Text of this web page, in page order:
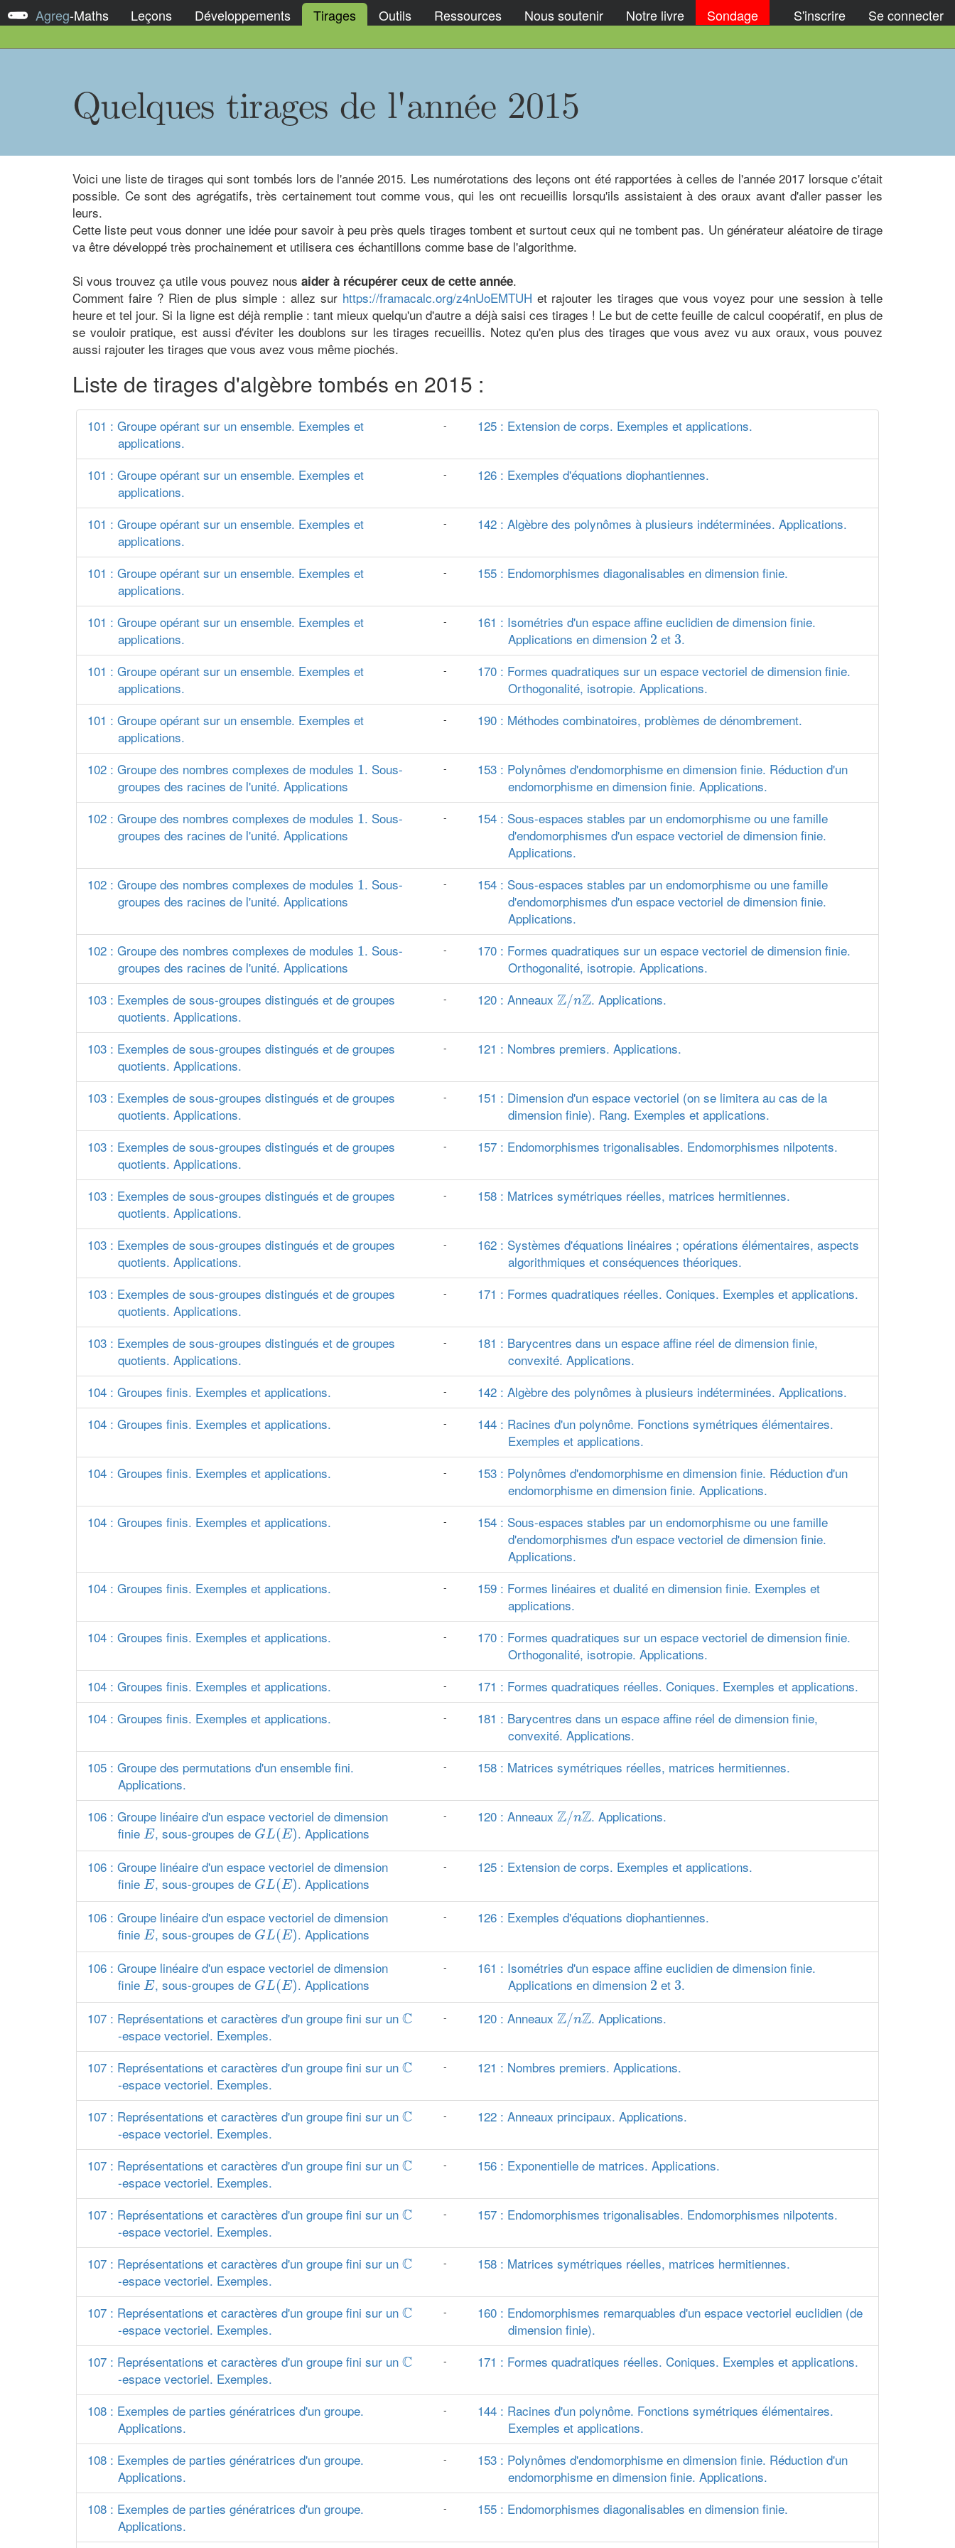
Agreg-Maths Leçons Développements Tirages Outils Ressources Nous soutenir Notre livre Sondage S'inscrire Se connecter
Quelques tirages de l'année 2015
Voici une liste de tirages qui sont tombés lors de l'année 2015. Les numérotations des leçons ont été rapportées à celles de l'année 2017 lorsque c'était
possible. Ce sont des agrégatifs, très certainement tout comme vous, qui les ont recueillis lorsqu'ils assistaient à des oraux avant d'aller passer les
leurs.
Cette liste peut vous donner une idée pour savoir à peu près quels tirages tombent et surtout ceux qui ne tombent pas. Un générateur aléatoire de tirage
va être développé très prochainement et utilisera ces échantillons comme base de l'algorithme.
Si vous trouvez ça utile vous pouvez nous aider à récupérer ceux de cette année.
Comment faire ? Rien de plus simple : allez sur https://framacalc.org/z4nUoEMTUH et rajouter les tirages que vous voyez pour une session à telle
heure et tel jour. Si la ligne est déjà remplie : tant mieux quelqu'un d'autre a déjà saisi ces tirages ! Le but de cette feuille de calcul coopératif, en plus de
se vouloir pratique, est aussi d'éviter les doublons sur les tirages recueillis. Notez qu'en plus des tirages que vous avez vu aux oraux, vous pouvez
aussi rajouter les tirages que vous avez vous même piochés.
Liste de tirages d'algèbre tombés en 2015 :
101 : Groupe opérant sur un ensemble. Exemples et
applications.
- 125 : Extension de corps. Exemples et applications.
101 : Groupe opérant sur un ensemble. Exemples et
applications.
- 126 : Exemples d'équations diophantiennes.
101 : Groupe opérant sur un ensemble. Exemples et
applications.
- 142 : Algèbre des polynômes à plusieurs indéterminées. Applications.
101 : Groupe opérant sur un ensemble. Exemples et
applications.
- 155 : Endomorphismes diagonalisables en dimension finie.
101 : Groupe opérant sur un ensemble. Exemples et
applications.
-
161 : Isométries d'un espace affine euclidien de dimension finie.
Applications en dimension 2
2et 3
3.
101 : Groupe opérant sur un ensemble. Exemples et
applications.
-
170 : Formes quadratiques sur un espace vectoriel de dimension finie.
Orthogonalité, isotropie. Applications.
101 : Groupe opérant sur un ensemble. Exemples et
applications.
- 190 : Méthodes combinatoires, problèmes de dénombrement.
102 : Groupe des nombres complexes de modules 1
1 . Sous-
groupes des racines de l'unité. Applications
-
153 : Polynômes d'endomorphisme en dimension finie. Réduction d'un
endomorphisme en dimension finie. Applications.
102 : Groupe des nombres complexes de modules 1
1 . Sous-
groupes des racines de l'unité. Applications
-
154 : Sous-espaces stables par un endomorphisme ou une famille
d'endomorphismes d'un espace vectoriel de dimension finie.
Applications.
102 : Groupe des nombres complexes de modules 1
1 . Sous-
groupes des racines de l'unité. Applications
-
154 : Sous-espaces stables par un endomorphisme ou une famille
d'endomorphismes d'un espace vectoriel de dimension finie.
Applications.
102 : Groupe des nombres complexes de modules 1
1 . Sous-
groupes des racines de l'unité. Applications
-
170 : Formes quadratiques sur un espace vectoriel de dimension finie.
Orthogonalité, isotropie. Applications.
103 : Exemples de sous-groupes distingués et de groupes
quotients. Applications.
- 120 : Anneaux Z/nZ
Z nZ . Applications.
103 : Exemples de sous-groupes distingués et de groupes
quotients. Applications.
- 121 : Nombres premiers. Applications.
103 : Exemples de sous-groupes distingués et de groupes
quotients. Applications.
-
151 : Dimension d'un espace vectoriel (on se limitera au cas de la
dimension finie). Rang. Exemples et applications.
103 : Exemples de sous-groupes distingués et de groupes
quotients. Applications.
- 157 : Endomorphismes trigonalisables. Endomorphismes nilpotents.
103 : Exemples de sous-groupes distingués et de groupes
quotients. Applications.
- 158 : Matrices symétriques réelles, matrices hermitiennes.
103 : Exemples de sous-groupes distingués et de groupes
quotients. Applications.
-
162 : Systèmes d'équations linéaires ; opérations élémentaires, aspects
algorithmiques et conséquences théoriques.
103 : Exemples de sous-groupes distingués et de groupes
quotients. Applications.
- 171 : Formes quadratiques réelles. Coniques. Exemples et applications.
103 : Exemples de sous-groupes distingués et de groupes
quotients. Applications.
-
181 : Barycentres dans un espace affine réel de dimension finie,
convexité. Applications.
104 : Groupes finis. Exemples et applications.
-
142 : Algèbre des polynômes à plusieurs indéterminées. Applications.
104 : Groupes finis. Exemples et applications.
-
144 : Racines d'un polynôme. Fonctions symétriques élémentaires.
Exemples et applications.
104 : Groupes finis. Exemples et applications.
-
153 : Polynômes d'endomorphisme en dimension finie. Réduction d'un
endomorphisme en dimension finie. Applications.
104 : Groupes finis. Exemples et applications.
-
154 : Sous-espaces stables par un endomorphisme ou une famille
d'endomorphismes d'un espace vectoriel de dimension finie.
Applications.
104 : Groupes finis. Exemples et applications.
-
159 : Formes linéaires et dualité en dimension finie. Exemples et
applications.
104 : Groupes finis. Exemples et applications.
-
170 : Formes quadratiques sur un espace vectoriel de dimension finie.
Orthogonalité, isotropie. Applications.
104 : Groupes finis. Exemples et applications.
-
171 : Formes quadratiques réelles. Coniques. Exemples et applications.
104 : Groupes finis. Exemples et applications.
-
181 : Barycentres dans un espace affine réel de dimension finie,
convexité. Applications.
105 : Groupe des permutations d'un ensemble fini.
Applications.
- 158 : Matrices symétriques réelles, matrices hermitiennes.
106 : Groupe linéaire d'un espace vectoriel de dimension
finie E
E, sous-groupes de GL(E)
GL(E) . Applications
- 120 : Anneaux Z/nZ
Z nZ . Applications.
106 : Groupe linéaire d'un espace vectoriel de dimension
finie E
E, sous-groupes de GL(E)
GL(E) . Applications
- 125 : Extension de corps. Exemples et applications.
106 : Groupe linéaire d'un espace vectoriel de dimension
finie E
E, sous-groupes de GL(E)
GL(E) . Applications
- 126 : Exemples d'équations diophantiennes.
106 : Groupe linéaire d'un espace vectoriel de dimension
finie E
E, sous-groupes de GL(E)
GL(E) . Applications
-
161 : Isométries d'un espace affine euclidien de dimension finie.
Applications en dimension 2
2et 3
3.
107 : Représentations et caractères d'un groupe fini sur un C
C
-espace vectoriel. Exemples.
- 120 : Anneaux Z/nZ
Z nZ . Applications.
107 : Représentations et caractères d'un groupe fini sur un C
C
-espace vectoriel. Exemples.
- 121 : Nombres premiers. Applications.
107 : Représentations et caractères d'un groupe fini sur un C
C
-espace vectoriel. Exemples.
- 122 : Anneaux principaux. Applications.
107 : Représentations et caractères d'un groupe fini sur un C
C
-espace vectoriel. Exemples.
- 156 : Exponentielle de matrices. Applications.
107 : Représentations et caractères d'un groupe fini sur un C
C
-espace vectoriel. Exemples.
- 157 : Endomorphismes trigonalisables. Endomorphismes nilpotents.
107 : Représentations et caractères d'un groupe fini sur un C
C
-espace vectoriel. Exemples.
- 158 : Matrices symétriques réelles, matrices hermitiennes.
107 : Représentations et caractères d'un groupe fini sur un C
C
-espace vectoriel. Exemples.
-
160 : Endomorphismes remarquables d'un espace vectoriel euclidien (de
dimension finie).
107 : Représentations et caractères d'un groupe fini sur un C
C
-espace vectoriel. Exemples.
- 171 : Formes quadratiques réelles. Coniques. Exemples et applications.
108 : Exemples de parties génératrices d'un groupe.
Applications.
-
144 : Racines d'un polynôme. Fonctions symétriques élémentaires.
Exemples et applications.
108 : Exemples de parties génératrices d'un groupe.
Applications.
-
153 : Polynômes d'endomorphisme en dimension finie. Réduction d'un
endomorphisme en dimension finie. Applications.
108 : Exemples de parties génératrices d'un groupe.
Applications.
- 155 : Endomorphismes diagonalisables en dimension finie.